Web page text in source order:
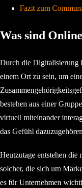
Fazit zum
Was sind
Durch die Digitalisierung
einem Ort zu sein, um
bestehen aus einer
virtuell miteinander
das Gefühl
Heutzutage entstehen
solcher, die sich um
es für Unternehmen